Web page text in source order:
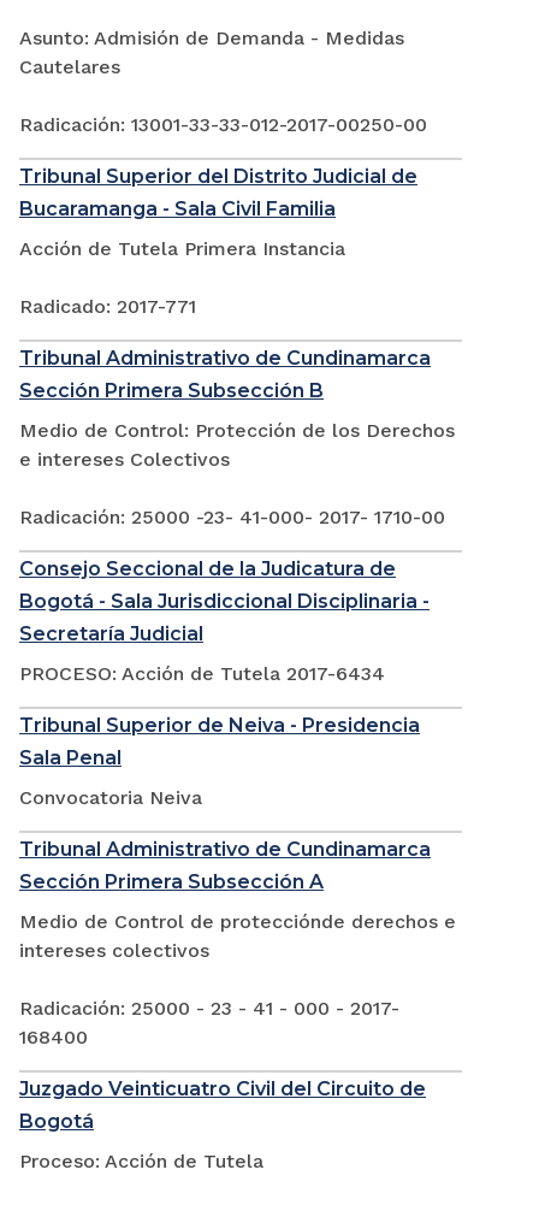
Asunto: Admisión de Demanda - Medidas
Cautelares
Radicación: 13001-33-33-012-2017-00250-00
Tribunal Superior del Distrito Judicial de
Bucaramanga - Sala Civil Familia
Acción de Tutela Primera Instancia
Radicado: 2017-771
Tribunal Administrativo de Cundinamarca
Sección Primera Subsección B
Medio de Control: Protección de los Derechos
e intereses Colectivos
Radicación: 25000 -23- 41-000- 2017- 1710-00
Consejo Seccional de la Judicatura de
Bogotá - Sala Jurisdiccional Disciplinaria -
Secretaría Judicial
PROCESO: Acción de Tutela 2017-6434
Tribunal Superior de Neiva - Presidencia
Sala Penal
Convocatoria Neiva
Tribunal Administrativo de Cundinamarca
Sección Primera Subsección A
Medio de Control de protecciónde derechos e
intereses colectivos
Radicación: 25000 - 23 - 41 - 000 - 2017-
168400
Juzgado Veinticuatro Civil del Circuito de
Bogotá
Proceso: Acción de Tutela